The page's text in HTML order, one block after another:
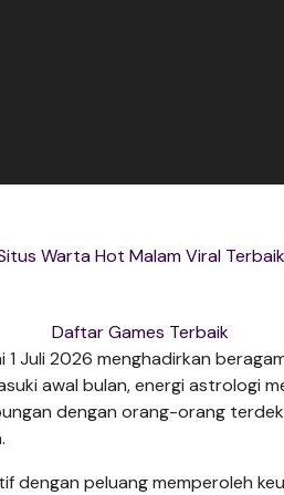
Warta Hot Malam Viral Terbaik
Daftar Games Terbaik
1 Juli 2026 menghadirkan
awal bulan, energi astrologi
dengan orang-orang
dengan peluang memperoleh